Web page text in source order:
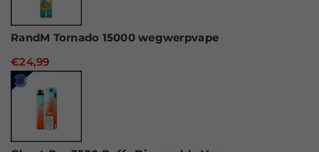
RandM Tornado 15000 wegwerpvape
€24,99